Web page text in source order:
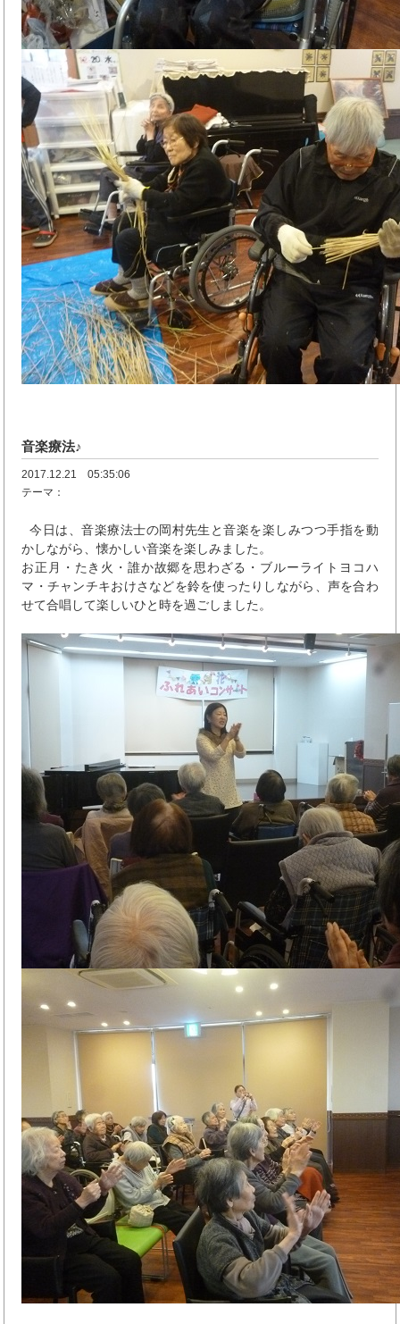
音楽療法♪
2017.12.21 05:35:06
テーマ：
今日は、音楽療法士の岡村先生と音楽を楽しみつつ手指を動
かしながら、懐かしい音楽を楽しみました。
お正月・たき火・誰か故郷を思わざる・ブルーライトヨコハ
マ・チャンチキおけさなどを鈴を使ったりしながら、声を合わ
せて合唱して楽しいひと時を過ごしました。